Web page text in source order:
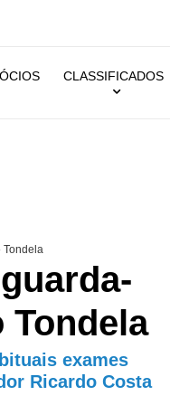
CLASSIFICADOS
Tondela
Tondela
exames
Ricardo Costa